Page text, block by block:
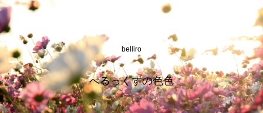
belliro
べるっくすの色色